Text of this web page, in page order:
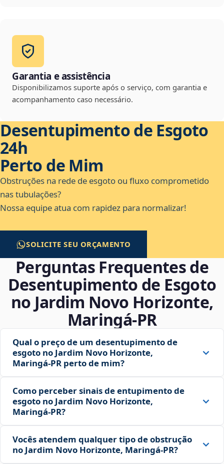
Garantia e assistência
Disponibilizamos suporte após o serviço, com garantia e
acompanhamento caso necessário.
Desentupimento de Esgoto
24h
Perto de Mim
Obstruções na rede de esgoto ou fluxo comprometido
nas tubulações?
Nossa equipe atua com rapidez para normalizar!
SOLICITE SEU ORÇAMENTO
Perguntas Frequentes de
Desentupimento de Esgoto
no Jardim Novo Horizonte,
Maringá‑PR
Qual o preço de um desentupimento de
esgoto no Jardim Novo Horizonte,
Maringá‑PR perto de mim?
Como perceber sinais de entupimento de
esgoto no Jardim Novo Horizonte,
Maringá‑PR?
Vocês atendem qualquer tipo de obstrução
no Jardim Novo Horizonte, Maringá‑PR?